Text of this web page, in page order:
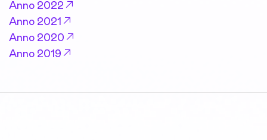
Anno 2022
Anno 2021
Anno 2020
Anno 2019